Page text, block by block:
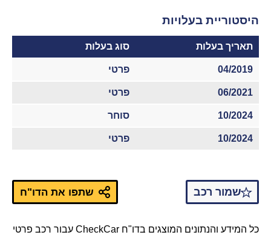
היסטוריית בעלויות
תאריך בעלות סוג בעלות
04/2019 פרטי
06/2021 פרטי
10/2024 סוחר
10/2024 פרטי
שמור רכב שתפו את הדו"ח
כל המידע והנתונים המוצגים בדו"ח CheckCar עבור רכב פרטי